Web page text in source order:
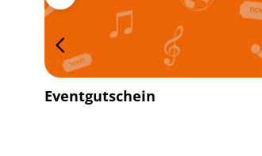
Eventgutschein